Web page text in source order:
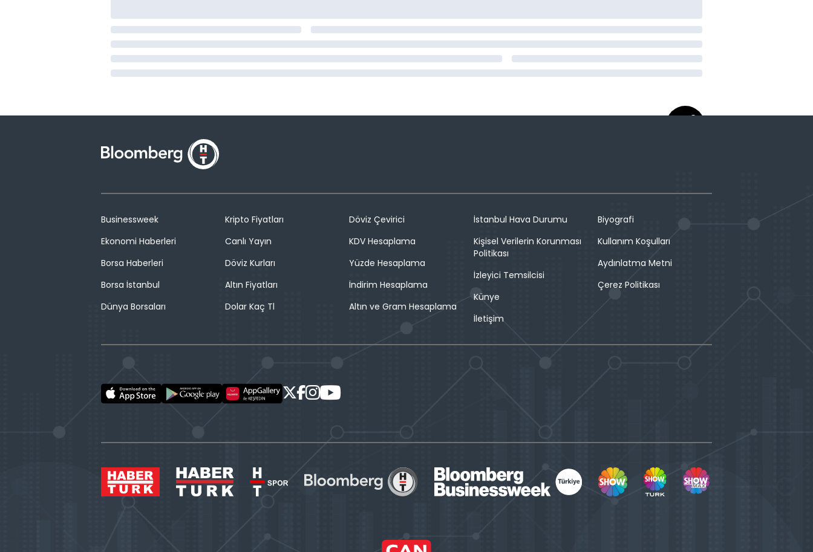
Businessweek
Ekonomi Haberleri
Borsa Haberleri
Borsa İstanbul
Dünya Borsaları
Kripto Fiyatları
Canlı Yayın
Döviz Kurları
Altın Fiyatları
Dolar Kaç Tl
Döviz Çevirici
KDV Hesaplama
Yüzde Hesaplama
İndirim Hesaplama
Altın ve Gram Hesaplama
İstanbul Hava Durumu
Kişisel Verilerin Korunması
Politikası
İzleyici Temsilcisi
Künye
İletişim
Biyografi
Kullanım Koşulları
Aydınlatma Metni
Çerez Politikası